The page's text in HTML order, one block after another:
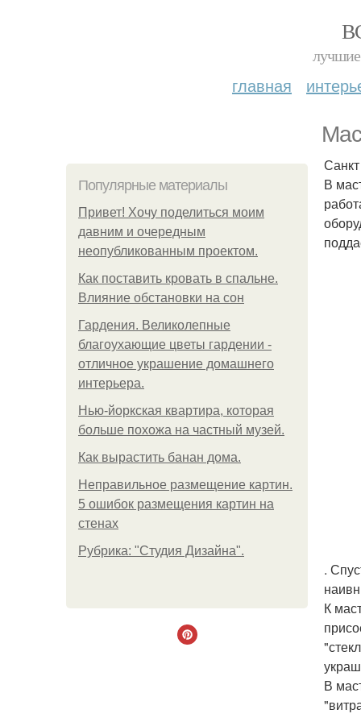
лучшие
главная
Популярные материалы
Привет! Хочу поделиться моим
давним и очередным
неопубликованным проектом.
Как поставить кровать в спальне.
Влияние обстановки на сон
Гардения. Великолепные
благоухающие цветы гардении -
отличное украшение домашнего
интерьера.
Нью-йоркская квартира, которая
больше похожа на частный музей.
Как вырастить банан дома.
Неправильное размещение картин.
5 ошибок размещения картин на
стенах
Рубрика: "Студия Дизайна".
В
.
К
В